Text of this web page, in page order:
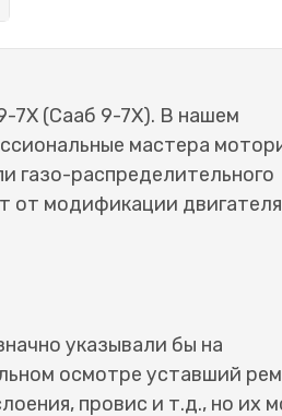
7X (Сааб 9-7X). В нашем
мастера
газо-распределительного
от модификации
указывали бы на
осмотре уставший
провис и т.д., но их